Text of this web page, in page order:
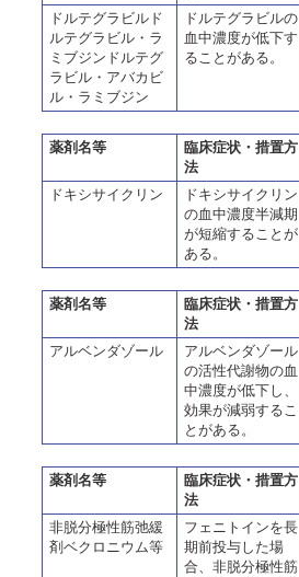
ドルテグラビルド
ルテグラビル・ラ
ミブジンドルテグ
ラビル・アバカビ
ル・ラミブジン
ドルテグラビルの
血中濃度が低下す
ることがある。
薬剤名等
臨床症状・措置方
法
ドキシサイクリン
ドキシサイクリン
の血中濃度半減期
が短縮することが
ある。
薬剤名等
臨床症状・措置方
法
アルベンダゾール
アルベンダゾール
の活性代謝物の血
中濃度が低下し、
効果が減弱するこ
とがある。
薬剤名等
臨床症状・措置方
法
非脱分極性筋弛緩
剤ベクロニウム等
フェニトインを長
期前投与した場
合、非脱分極性筋